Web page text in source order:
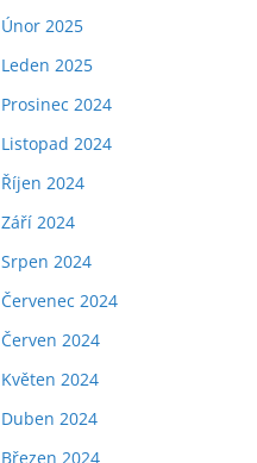
Únor 2025
Leden 2025
Prosinec 2024
Listopad 2024
Říjen 2024
Září 2024
Srpen 2024
Červenec 2024
Červen 2024
Květen 2024
Duben 2024
Březen 2024